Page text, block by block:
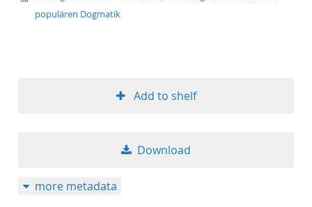
populären Dogmatik
Add to shelf
Download
more metadata